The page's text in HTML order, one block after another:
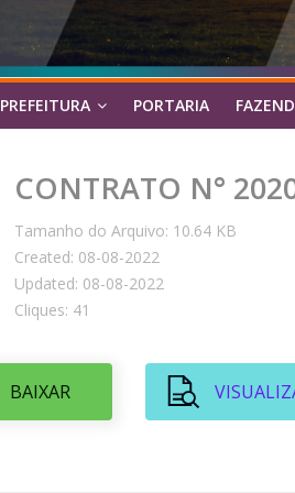
PREFEITURA PORTARIA
CONTRATO N°
Tamanho do Arquivo: 10.64 KB
Created: 08-08-2022
Updated: 08-08-2022
Cliques: 41
BAIXAR